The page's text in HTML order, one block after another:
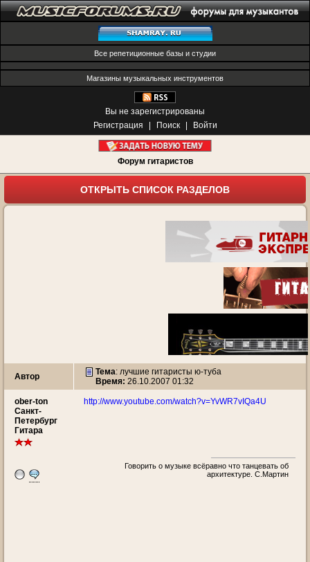
Все репетиционные базы и студии
Магазины музыкальных инструментов
Вы не зарегистрированы
Регистрация
Поиск Войти
Форум гитаристов
ОТКРЫТЬ СПИСОК РАЗДЕЛОВ
Автор Тема: лучшие гитаристы ю-туба
Время: 26.10.2007 01:32
ober-ton
Санкт-
Петербург
Гитара
http://www.youtube.com/watch?v=YvWR7vIQa4U
Говорить о музыке всёравно что танцевать об
архитектуре. С.Мартин